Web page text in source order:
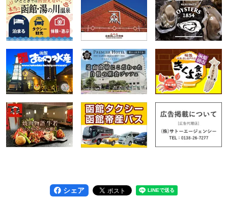
シェア